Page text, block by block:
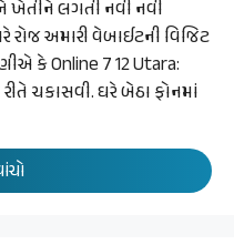
લગતી નવી નવી
રોજ અમારી વેબાઈટની વિજિટ
કે Online 7 12 Utara:
ચકાસવી. ઘરે બેઠા ફોનમાં